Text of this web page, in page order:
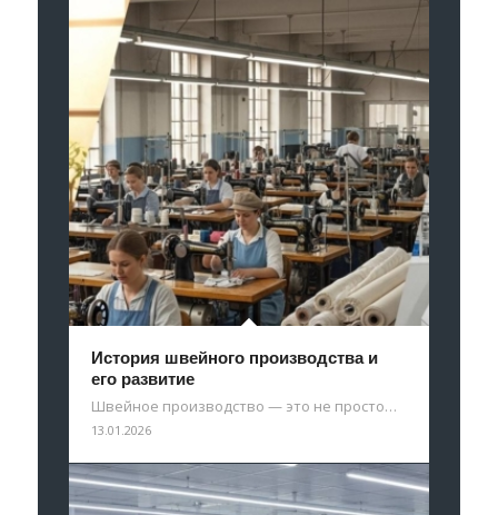
История швейного производства и
его развитие
Швейное производство — это не просто…
13.01.2026